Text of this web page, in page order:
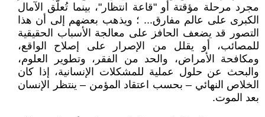
مجرد مرحلة مؤقتة أو "قاعة انتظار"، بينما تُعلَّق الآمال
الكبرى على عالم مفارق... ؛ ويذهب بعضهم إلى أن هذا
التصور قد يضعف الحافز على معالجة الأسباب الحقيقية
للمصائب، أو يقلل من الإصرار على إصلاح الواقع،
ومكافحة الأمراض، والحد من الفقر، وتطوير العلوم،
والبحث عن حلول عملية للمشكلات الإنسانية، إذا كان
الخلاص النهائي – بحسب اعتقاد المؤمن – ينتظر الإنسان
بعد الموت.